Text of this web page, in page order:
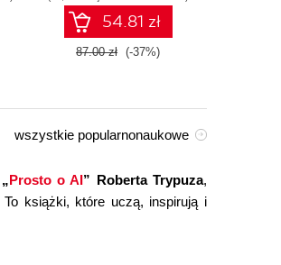
technologiami OpenAI
dla zwiększenia
produktywności i
kreatywności. Wydanie II
54.81 zł
87.00 zł (-37%)
„Prosto o AI” Roberta Trypuza,
książki, które uczą, inspirują i
wszystkie popularnonaukowe